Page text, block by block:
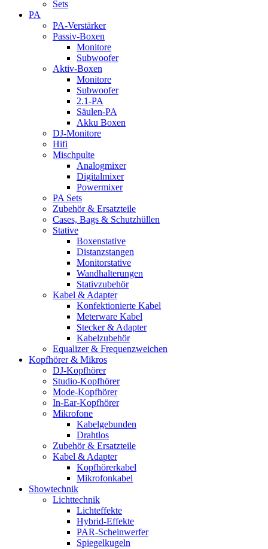
Sets
PA
PA-Verstärker
Passiv-Boxen
Monitore
Subwoofer
Aktiv-Boxen
Monitore
Subwoofer
2.1-PA
Säulen-PA
Akku Boxen
DJ-Monitore
Hifi
Mischpulte
Analogmixer
Digitalmixer
Powermixer
PA Sets
Zubehör & Ersatzteile
Cases, Bags & Schutzhüllen
Stative
Boxenstative
Distanzstangen
Monitorstative
Wandhalterungen
Stativzubehör
Kabel & Adapter
Konfektionierte Kabel
Meterware Kabel
Stecker & Adapter
Kabelzubehör
Equalizer & Frequenzweichen
Kopfhörer & Mikros
DJ-Kopfhörer
Studio-Kopfhörer
Mode-Kopfhörer
In-Ear-Kopfhörer
Mikrofone
Kabelgebunden
Drahtlos
Zubehör & Ersatzteile
Kabel & Adapter
Kopfhörerkabel
Mikrofonkabel
Showtechnik
Lichttechnik
Lichteffekte
Hybrid-Effekte
PAR-Scheinwerfer
Spiegelkugeln